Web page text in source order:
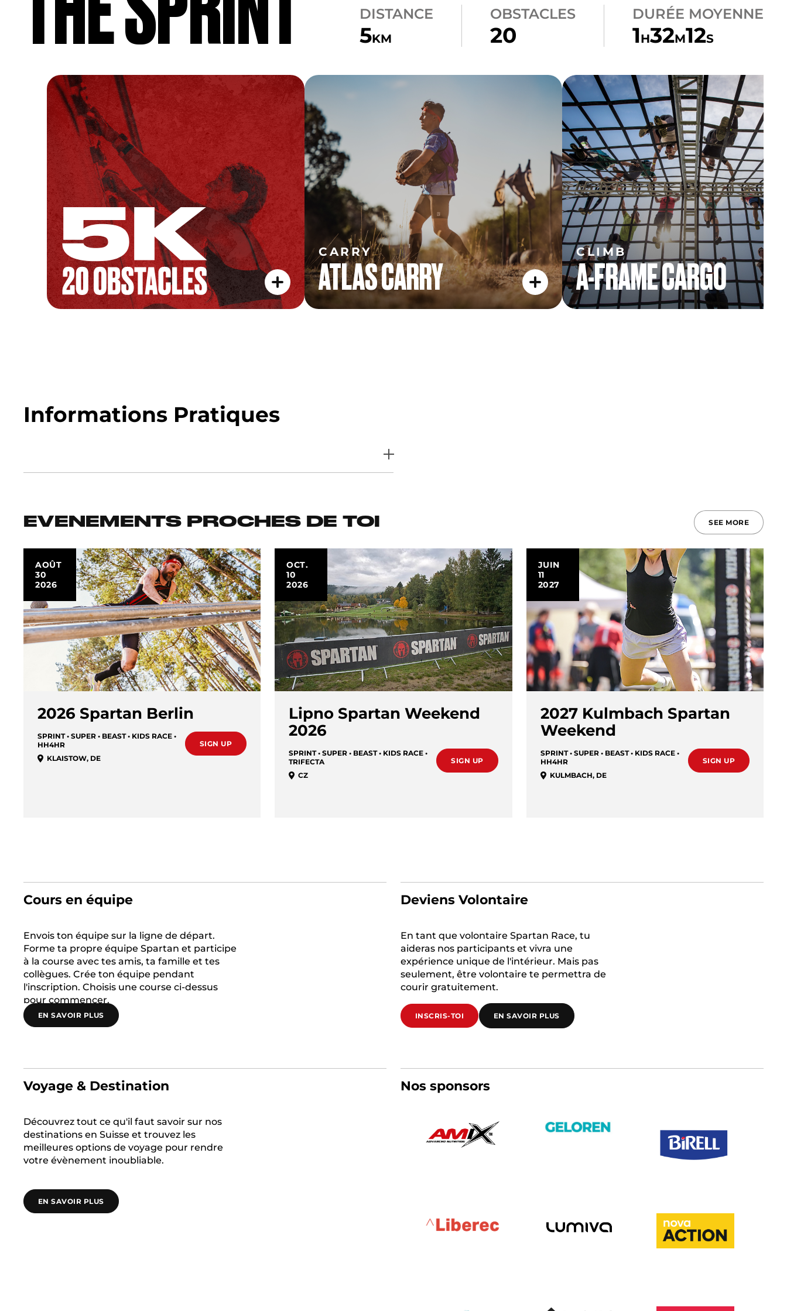
DISTANCE
5KM
OBSTACLES
20
DURÉE MOYENNE
1H32M12S
ATLAS CARRY
CARRY
ATLAS CARRY
CLIMB
A-FRAME CARGO
CLIMB
A-FRAME CARGO
Informations Pratiques
EVENEMENTS PROCHES DE TOI SEE MORE
AOÛT
30
2026
2026 Spartan Berlin
SPRINT • SUPER • BEAST • KIDS RACE •
HH4HR
KLAISTOW, DE
SIGN UP
OCT.
10
2026
Lipno Spartan Weekend
2026
SPRINT • SUPER • BEAST • KIDS RACE •
TRIFECTA
CZ
SIGN UP
JUIN
11
2027
2027 Kulmbach Spartan
Weekend
SPRINT • SUPER • BEAST • KIDS RACE •
HH4HR
KULMBACH, DE
SIGN UP
Cours en équipe
Envois ton équipe sur la ligne de départ.
Forme ta propre équipe Spartan et participe
à la course avec tes amis, ta famille et tes
collègues. Crée ton équipe pendant
l'inscription. Choisis une course ci-dessus
pour commencer.
EN SAVOIR PLUS
Deviens Volontaire
En tant que volontaire Spartan Race, tu
aideras nos participants et vivra une
expérience unique de l'intérieur. Mais pas
seulement, être volontaire te permettra de
courir gratuitement.
INSCRIS-TOI EN SAVOIR PLUS
Voyage & Destination
Découvrez tout ce qu'il faut savoir sur nos
destinations en Suisse et trouvez les
meilleures options de voyage pour rendre
votre évènement inoubliable.
EN SAVOIR PLUS
Nos sponsors